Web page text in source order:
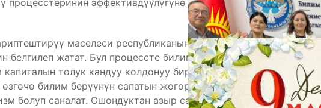
процесстеринин эффективдүүлүгүнө түздөн-түз көз каранды
маселеси республиканын экономикалык саясатында
белгилеп жатат. Бул процессте билим берүү системасынын
толук кандуу колдонуу биринчи орунда турарын ачык
билим берүүнүн сапатын жогорулатууда, ар тараптуу
болуп саналат. Ошондуктан азыр санариптик доордо